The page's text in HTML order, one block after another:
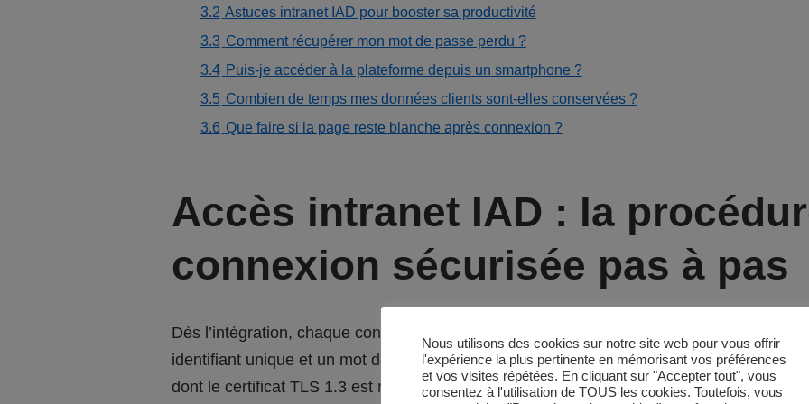
3.2 Astuces intranet IAD pour booster sa productivité
3.3 Comment récupérer mon mot de passe perdu ?
3.4 Puis-je accéder à la plateforme depuis un smartphone ?
3.5 Combien de temps mes données clients sont-elles conservées ?
3.6 Que faire si la page reste blanche après connexion ?
Accès intranet IAD : la
connexion sécurisée pas à pas
Dès l’intégration, chaque conseiller reçoit un courriel baptisé « Bienvenue sur votre
identifiant unique et un mot de passe provisoire généré aléatoirement. Le lien redirige
dont le certificat TLS 1.3 est mis à jour tous les 90 jours, garantissant un chiffrement de
Nous utilisons des cookies sur notre site web pour vous offrir
l'expérience la plus pertinente en mémorisant vos préférences
et vos visites répétées. En cliquant sur "Accepter tout", vous
consentez à l'utilisation de TOUS les cookies. Toutefois, vous